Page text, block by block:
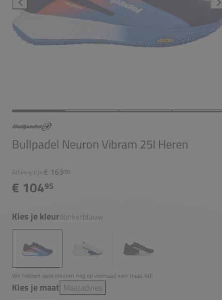
Bullpadel Neuron Vibram 25I Heren
Adviesprijs:€ 16300
€ 10495
Kies je kleurdonkerblauw
We hebben deze kleuren nog op voorraad voor maat 40!
Kies je maat Maatadvies